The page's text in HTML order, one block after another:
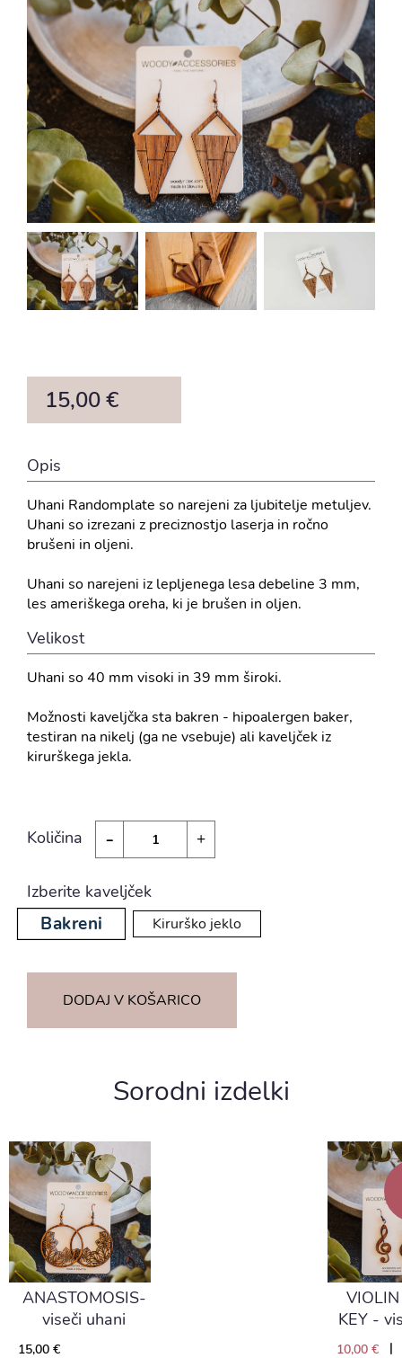
15,00 €
Opis
Uhani Randomplate so narejeni za ljubitelje metuljev.
Uhani so izrezani z preciznostjo laserja in ročno
brušeni in oljeni.
Uhani so narejeni iz lepljenega lesa debeline 3 mm,
les ameriškega oreha, ki je brušen in oljen.
Velikost
Uhani so 40 mm visoki in 39 mm široki.
Možnosti kaveljčka sta bakren - hipoalergen baker,
testiran na nikelj (ga ne vsebuje) ali kaveljček iz
kirurškega jekla.
Količina - +
Izberite kaveljček
Bakreni Kirurško jeklo
DODAJ V KOŠARICO
Sorodni izdelki
ANASTOMOSIS-
viseči uhani
15,00 €
KEY -
10,00 € |